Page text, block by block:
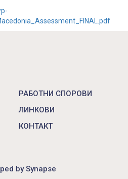
РАБОТНИ СПОРОВИ
ЛИНКОВИ
КОНТАКТ
bySynapse